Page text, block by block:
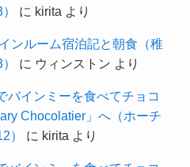
に kirita より
ンルーム宿泊記と朝食（稚
に ウィンストン より
バインミーを食べてチョコ
Chocolatier」へ（ホーチ
）
に kirita より